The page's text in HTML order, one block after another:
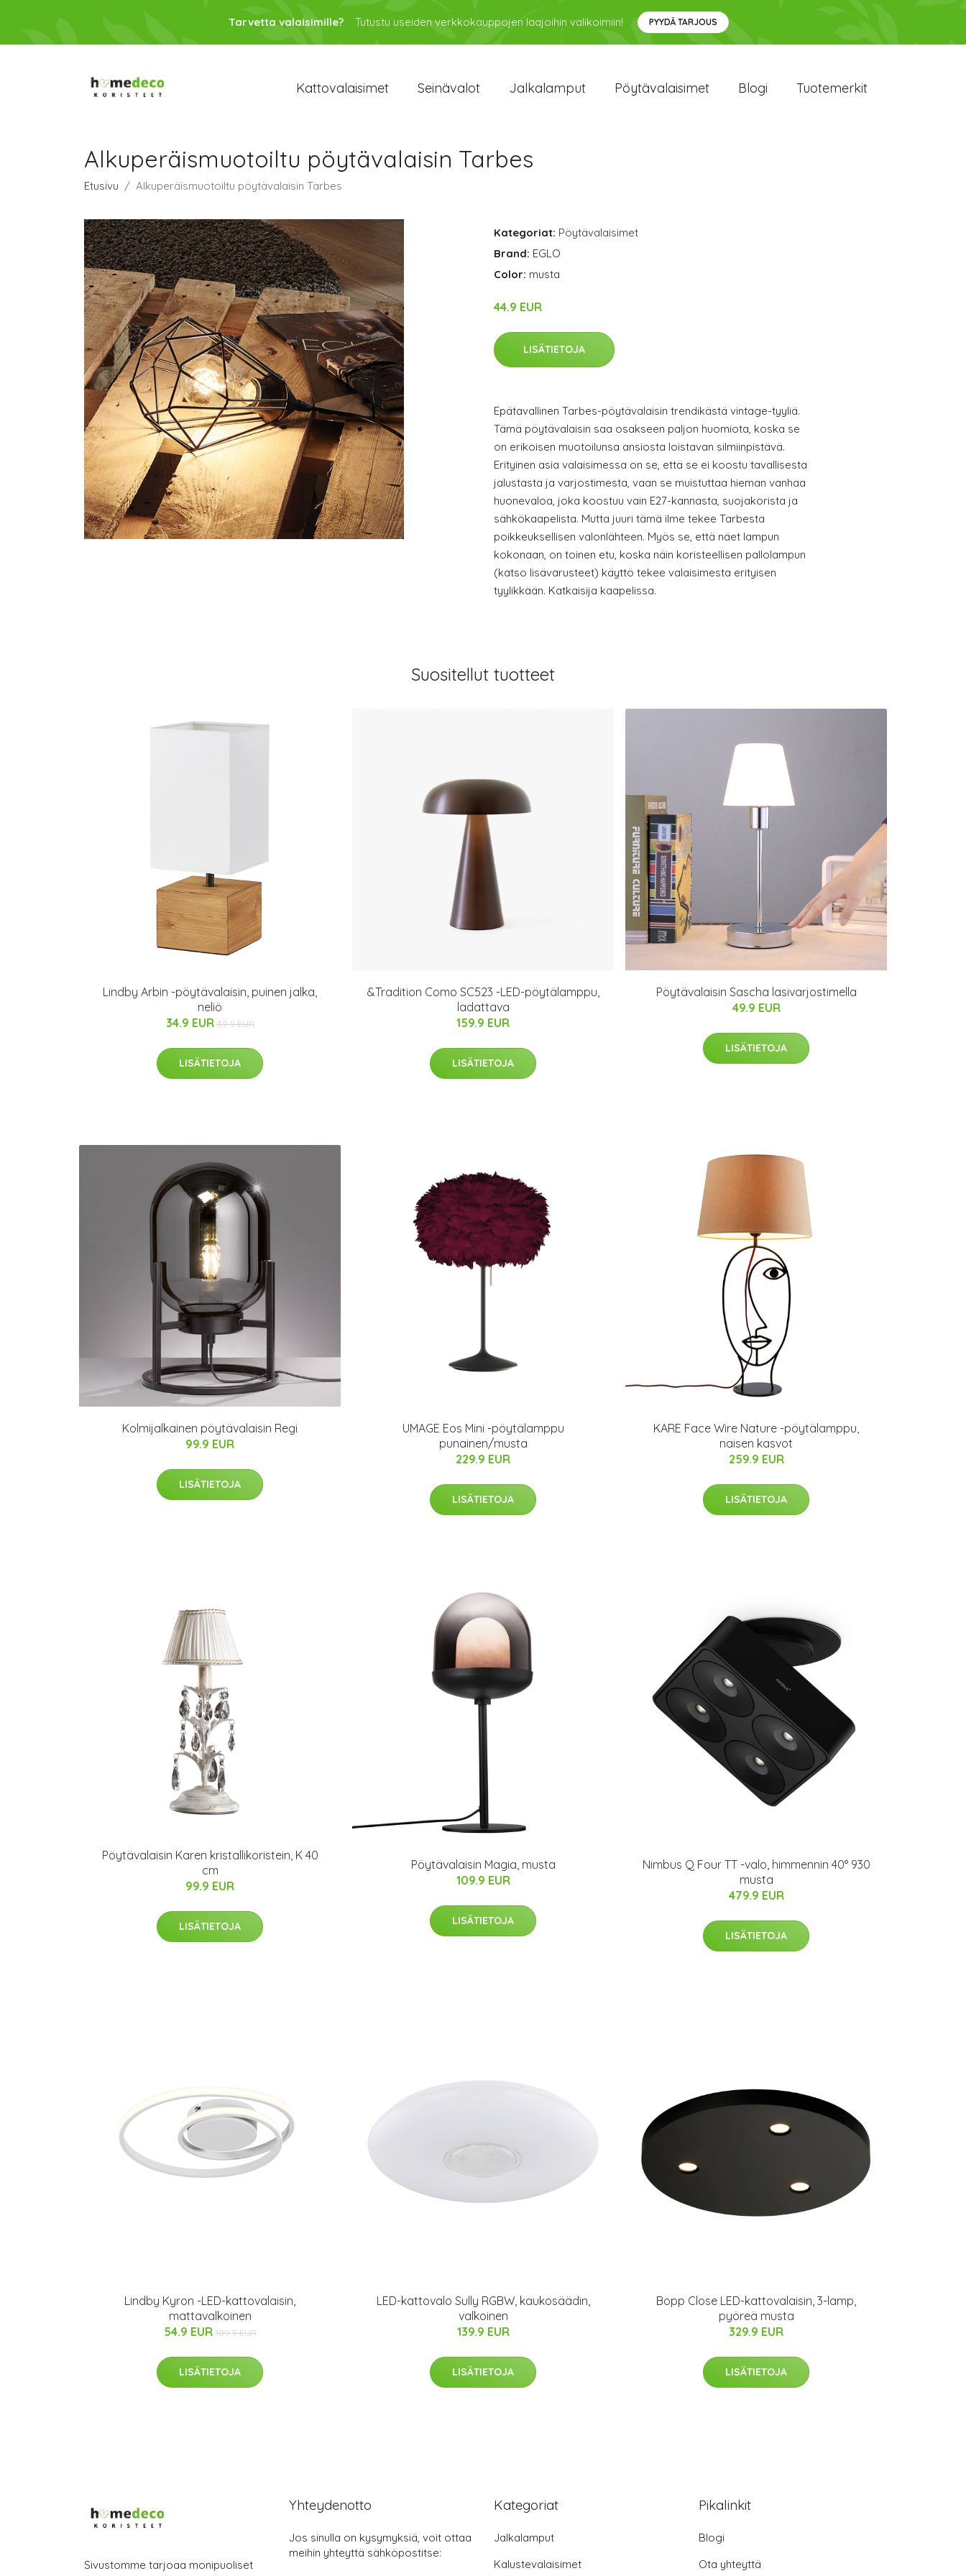
Tarvetta valaisimille? Tutustu useiden verkkokauppojen laajoihin valikoimiin! PYYDÄ TARJOUS
Kattovalaisimet Seinävalot Jalkalamput Pöytävalaisimet Blogi Tuotemerkit
Alkuperäismuotoiltu pöytävalaisin Tarbes
Etusivu Alkuperäismuotoiltu pöytävalaisin Tarbes
Kategoriat: Pöytävalaisimet
Brand: EGLO
Color: musta
44.9 EUR
LISÄTIETOJA
Epätavallinen Tarbes-pöytävalaisin trendikästä vintage-tyyliä.
Tämä pöytävalaisin saa osakseen paljon huomiota, koska se
on erikoisen muotoilunsa ansiosta loistavan silmiinpistävä.
Erityinen asia valaisimessa on se, että se ei koostu tavallisesta
jalustasta ja varjostimesta, vaan se muistuttaa hieman vanhaa
huonevaloa, joka koostuu vain E27-kannasta, suojakorista ja
sähkökaapelista. Mutta juuri tämä ilme tekee Tarbesta
poikkeuksellisen valonlähteen. Myös se, että näet lampun
kokonaan, on toinen etu, koska näin koristeellisen pallolampun
(katso lisävarusteet) käyttö tekee valaisimesta erityisen
tyylikkään. Katkaisija kaapelissa.
Suositellut tuotteet
Lindby Arbin -pöytävalaisin, puinen jalka,
neliö
34.9 EUR 39.9 EUR
LISÄTIETOJA
&Tradition Como SC523 -LED-pöytälamppu,
ladattava
159.9 EUR
LISÄTIETOJA
Pöytävalaisin Sascha lasivarjostimella
49.9 EUR
LISÄTIETOJA
Kolmijalkainen pöytävalaisin Regi
99.9 EUR
LISÄTIETOJA
UMAGE Eos Mini -pöytälamppu
punainen/musta
229.9 EUR
LISÄTIETOJA
KARE Face Wire Nature -pöytälamppu,
naisen kasvot
259.9 EUR
LISÄTIETOJA
Pöytävalaisin Karen kristallikoristein, K 40
cm
99.9 EUR
LISÄTIETOJA
Pöytävalaisin Magia, musta
109.9 EUR
LISÄTIETOJA
Nimbus Q Four TT -valo, himmennin 40° 930
musta
479.9 EUR
LISÄTIETOJA
Lindby Kyron -LED-kattovalaisin,
mattavalkoinen
54.9 EUR 109.9 EUR
LISÄTIETOJA
LED-kattovalo Sully RGBW, kaukosäädin,
valkoinen
139.9 EUR
LISÄTIETOJA
Bopp Close LED-kattovalaisin, 3-lamp,
pyöreä musta
329.9 EUR
LISÄTIETOJA
Sivustomme tarjoaa monipuoliset
Yhteydenotto
Jos sinulla on kysymyksiä, voit ottaa
meihin yhteyttä sähköpostitse:
Kategoriat
Jalkalamput
Kalustevalaisimet
Pikalinkit
Blogi
Ota yhteyttä